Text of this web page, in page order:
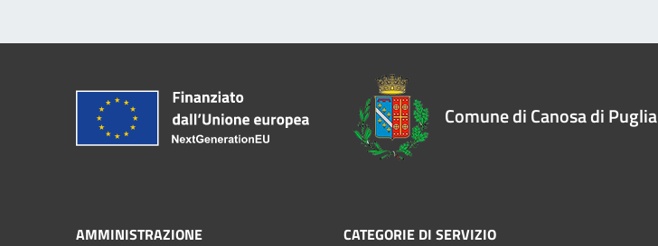
Comune di Canosa di Puglia
AMMINISTRAZIONE CATEGORIE DI SERVIZIO